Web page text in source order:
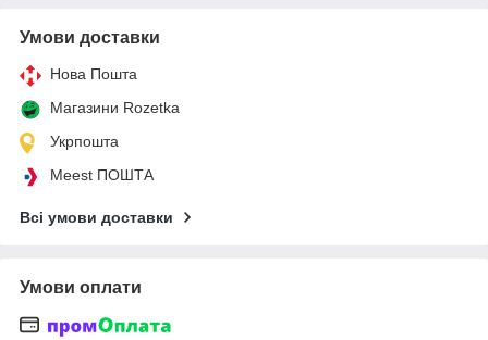
Умови доставки
Нова Пошта
Магазини Rozetka
Укрпошта
Meest ПОШТА
Всі умови доставки
Умови оплати